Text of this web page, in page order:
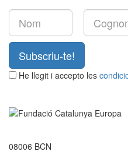
Subscriu-te!
He llegit i accepto les
08006 BCN